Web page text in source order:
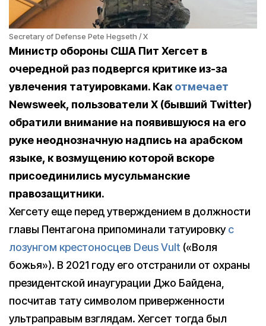
Secretary of Defense Pete Hegseth / X
Министр обороны США Пит Хегсет в
очередной раз подвергся критике из-за
увлечения татуировками. Какотмечает
Newsweek, пользователи X (бывший Twitter)
обратили внимание на появившуюся на его
руке неоднозначную надпись на арабском
языке, к возмущению которой вскоре
присоединились мусульманские
правозащитники.
Хегсету еще перед утверждением в должности
главы Пентагона припоминали татуировкус
лозунгом крестоносцев Deus Vult («Воля
божья»). В 2021 году его отстранили от охраны
президентской инаугурации Джо Байдена,
посчитав тату символом приверженности
ультраправым взглядам. Хегсет тогда был